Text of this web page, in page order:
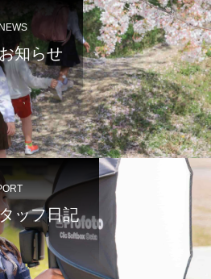
NEWS
お知らせ
ッフ日記